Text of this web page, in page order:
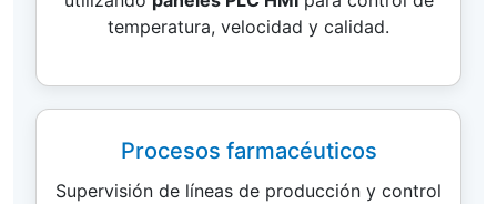
temperatura, velocidad y calidad.
Procesos farmacéuticos
Supervisión de líneas de producción y control